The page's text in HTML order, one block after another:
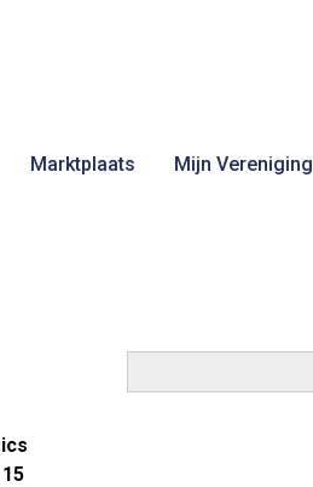
Marktplaats Mijn Vereniging
15